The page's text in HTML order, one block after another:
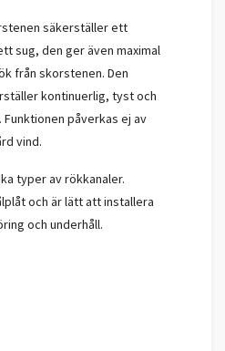
säkerställer ett
sug, den ger även maximal
från skorstenen. Den
kontinuerlig, tyst och
påverkas ej av
vind.
typer av rökkanaler.
och är lätt att installera
och underhåll.